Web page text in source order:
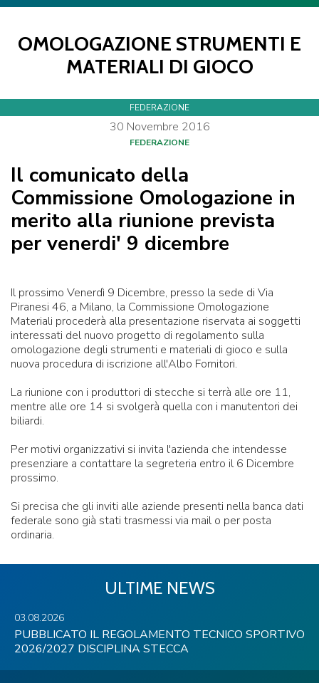
OMOLOGAZIONE STRUMENTI E
MATERIALI DI GIOCO
FEDERAZIONE
30 Novembre 2016
FEDERAZIONE
Il comunicato della
Commissione Omologazione in
merito alla riunione prevista
per venerdi' 9 dicembre
Il prossimo Venerdì 9 Dicembre, presso la sede di Via
Piranesi 46, a Milano, la Commissione Omologazione
Materiali procederà alla presentazione riservata ai soggetti
interessati del nuovo progetto di regolamento sulla
omologazione degli strumenti e materiali di gioco e sulla
nuova procedura di iscrizione all'Albo Fornitori.
La riunione con i produttori di stecche si terrà alle ore 11,
mentre alle ore 14 si svolgerà quella con i manutentori dei
biliardi.
Per motivi organizzativi si invita l'azienda che intendesse
presenziare a contattare la segreteria entro il 6 Dicembre
prossimo.
Si precisa che gli inviti alle aziende presenti nella banca dati
federale sono già stati trasmessi via mail o per posta
ordinaria.
ULTIME NEWS
03.08.2026
PUBBLICATO IL REGOLAMENTO TECNICO SPORTIVO
2026/2027 DISCIPLINA STECCA